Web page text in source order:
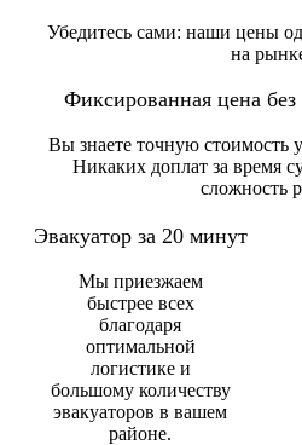
Убедитесь сами: наши цены
на
Фиксированная цена
Вы знаете точную стоимость
Никаких доплат за время
сложность
Эвакуатор за 20 минут
Мы приезжаем
быстрее всех
благодаря
оптимальной
логистике и
большому количеству
эвакуаторов в вашем
районе.